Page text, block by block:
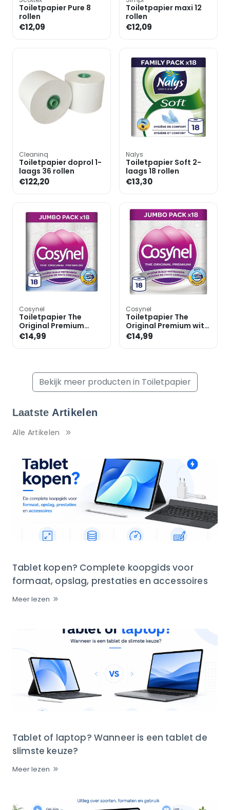
Toiletpapier Pure 8
rollen
€12,09
Toiletpapier maxi 12
rollen
€12,09
Cleaninq
Toiletpapier doprol 1-
laags 36 rollen
€122,20
Nalys
Toiletpapier Soft 2-
laags 18 rollen
€13,30
Cosynel
Toiletpapier The
Original Premium
blauw, 3-laags, 18
rollen
€14,99
Cosynel
Toiletpapier The
Original Premium wit,
3-laags, 18 rollen
€14,99
Bekijk meer producten in Toiletpapier
Laatste Artikelen
Alle Artikelen
Tablet kopen? Complete koopgids voor
formaat, opslag, prestaties en accessoires
Meer lezen
Tablet of laptop? Wanneer is een tablet de
slimste keuze?
Meer lezen